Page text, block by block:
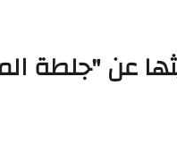
عن "جلطة